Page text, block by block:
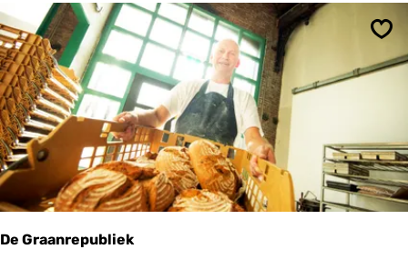
e
V
l
i
e
l
a
n
d
De Graanrepubliek